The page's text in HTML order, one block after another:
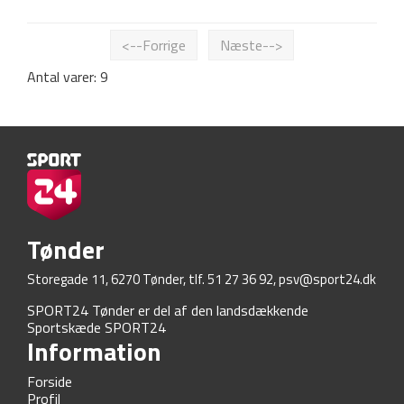
<--Forrige
Næste-->
Antal varer: 9
Tønder
Storegade 11, 6270 Tønder, tlf. 51 27 36 92,psv@sport24.dk
SPORT24 Tønder er del af den landsdækkende
Sportskæde SPORT24
Information
Forside
Profil